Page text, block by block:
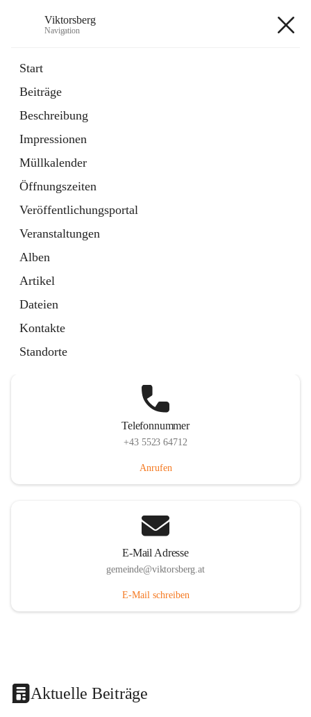
Viktorsberg
Navigation
Start
Beiträge
Beschreibung
Impressionen
Müllkalender
Öffnungszeiten
Veröffentlichungsportal
Veranstaltungen
Alben
Artikel
Dateien
Kontakte
Standorte
1 Schnellzugriff
Bürgerservice
10 Schnellzugriffe
Telefonnummer
+43 5523 64712
Anrufen
E-Mail Adresse
gemeinde@viktorsberg.at
E-Mail schreiben
Aktuelle Beiträge